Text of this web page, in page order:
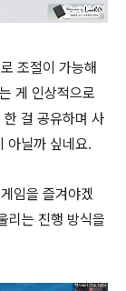
조절이 가능해
게 인상적으로
걸 공유하며 사
아닐까 싶네요.
임을 즐겨야겠
리는 진행 방식을